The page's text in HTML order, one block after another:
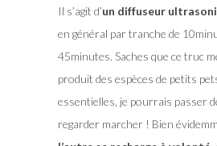
Il s’agit d’un diffuseur
en général par tranche de
45minutes. Saches que ce truc
produit des espèces de petits
essentielles, je pourrais passer
regarder marcher ! Bien